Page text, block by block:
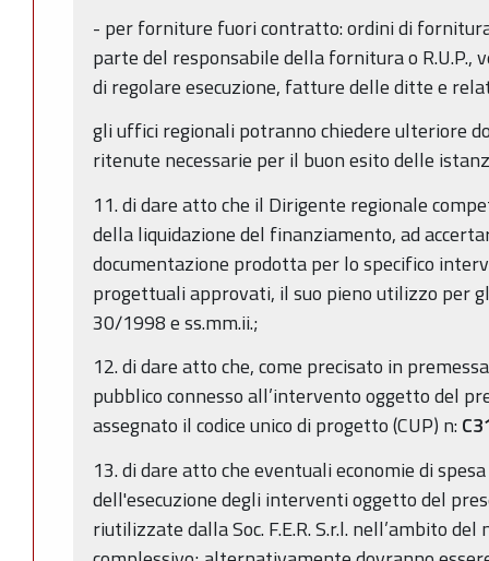
- per forniture fuori contratto: ordini di
parte del responsabile della fornitura o
di regolare esecuzione, fatture delle ditte e
gli uffici regionali potranno chiedere ulteriore
ritenute necessarie per il buon esito delle
11. di dare atto che il Dirigente regionale
della liquidazione del finanziamento, ad
documentazione prodotta per lo specifico
progettuali approvati, il suo pieno utilizzo per
30/1998 e ss.mm.ii.;
12. di dare atto che, come precisato in
pubblico connesso all’intervento oggetto del
assegnato il codice unico di progetto (CUP) n:
13. di dare atto che eventuali economie di
dell'esecuzione degli interventi oggetto del
riutilizzate dalla Soc. F.E.R. S.r.l. nell’ambito